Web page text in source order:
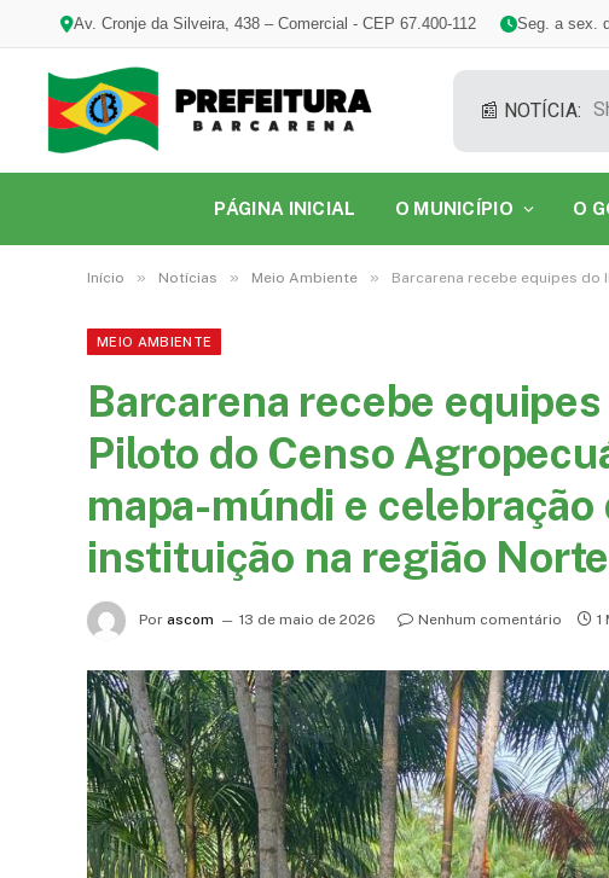
Av. Cronje da Silveira, 438 – Comercial - CEP 67.400-112 Seg. a sex.
📰 NOTÍCIA:
PÁGINA INICIAL O MUNICÍPIO O
Início » Notícias » Meio Ambiente » Barcarena recebe equipes do
MEIO AMBIENTE
Barcarena recebe
Piloto do Censo
mapa-múndi e celebração
instituição na região Norte
Por ascom 13 de maio de 2026 Nenhum comentário 1